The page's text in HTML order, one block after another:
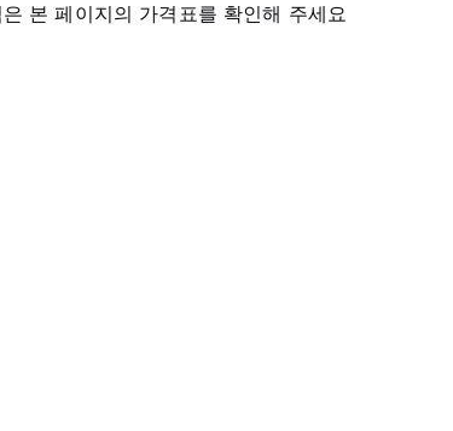
본 페이지의 가격표를 확인해 주세요